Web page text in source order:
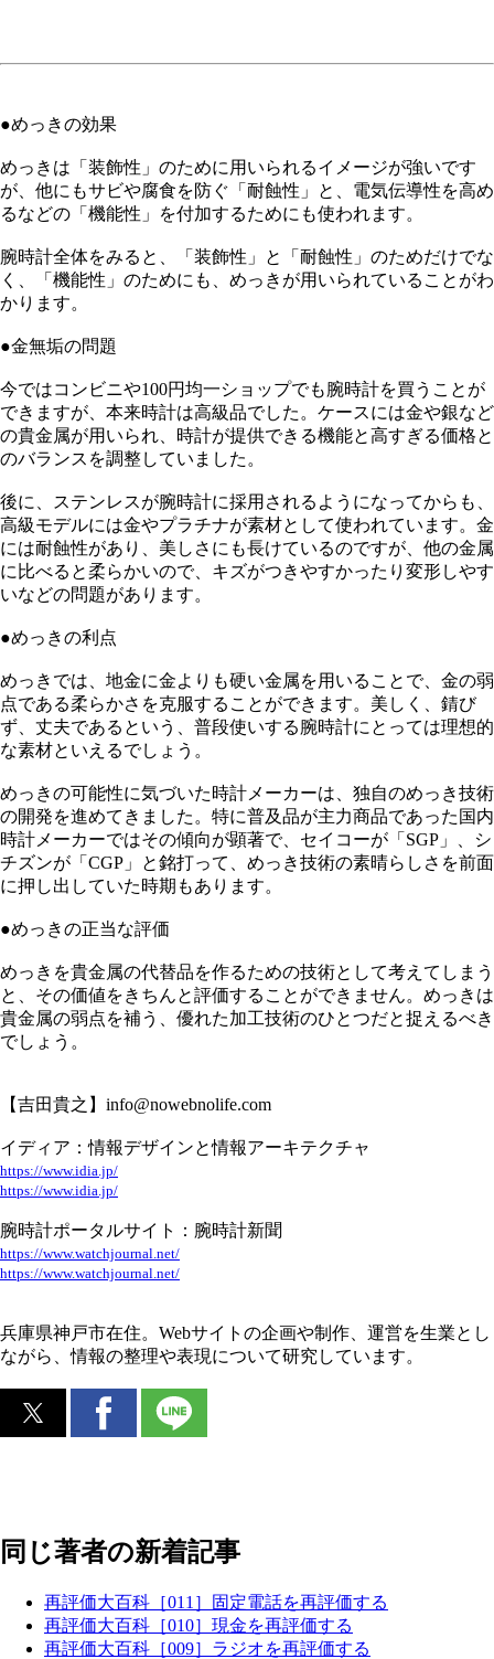
●めっきの効果
めっきは「装飾性」のために用いられるイメージが強いです
が、他にもサビや腐食を防ぐ「耐蝕性」と、電気伝導性を高め
るなどの「機能性」を付加するためにも使われます。
腕時計全体をみると、「装飾性」と「耐蝕性」のためだけでな
く、「機能性」のためにも、めっきが用いられていることがわ
かります。
●金無垢の問題
今ではコンビニや100円均一ショップでも腕時計を買うことが
できますが、本来時計は高級品でした。ケースには金や銀など
の貴金属が用いられ、時計が提供できる機能と高すぎる価格と
のバランスを調整していました。
後に、ステンレスが腕時計に採用されるようになってからも、
高級モデルには金やプラチナが素材として使われています。金
には耐蝕性があり、美しさにも長けているのですが、他の金属
に比べると柔らかいので、キズがつきやすかったり変形しやす
いなどの問題があります。
●めっきの利点
めっきでは、地金に金よりも硬い金属を用いることで、金の弱
点である柔らかさを克服することができます。美しく、錆び
ず、丈夫であるという、普段使いする腕時計にとっては理想的
な素材といえるでしょう。
めっきの可能性に気づいた時計メーカーは、独自のめっき技術
の開発を進めてきました。特に普及品が主力商品であった国内
時計メーカーではその傾向が顕著で、セイコーが「SGP」、シ
チズンが「CGP」と銘打って、めっき技術の素晴らしさを前面
に押し出していた時期もあります。
●めっきの正当な評価
めっきを貴金属の代替品を作るための技術として考えてしまう
と、その価値をきちんと評価することができません。めっきは
貴金属の弱点を補う、優れた加工技術のひとつだと捉えるべき
でしょう。
【吉田貴之】info@nowebnolife.com
イディア：情報デザインと情報アーキテクチャ
https://www.idia.jp/
https://www.idia.jp/
腕時計ポータルサイト：腕時計新聞
https://www.watchjournal.net/
https://www.watchjournal.net/
兵庫県神戸市在住。Webサイトの企画や制作、運営を生業とし
ながら、情報の整理や表現について研究しています。
同じ著者の新着記事
再評価大百科［011］固定電話を再評価する
再評価大百科［010］現金を再評価する
再評価大百科［009］ラジオを再評価する